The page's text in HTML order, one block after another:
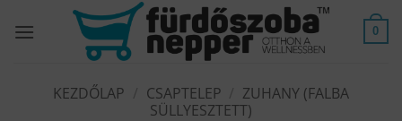
0
KEZDŐLAP CSAPTELEP
ZUHANY (FALBA
SÜLLYESZTETT)